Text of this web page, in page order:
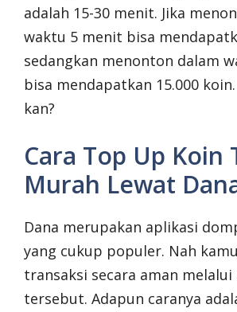
adalah 15-30 menit. Jika
waktu 5 menit bisa
sedangkan menonton dalam
bisa mendapatkan 15.000
kan?
Cara Top Up Koin
Murah Lewat
Dana merupakan aplikasi
yang cukup populer. Nah
transaksi secara aman melalui
tersebut. Adapun caranya